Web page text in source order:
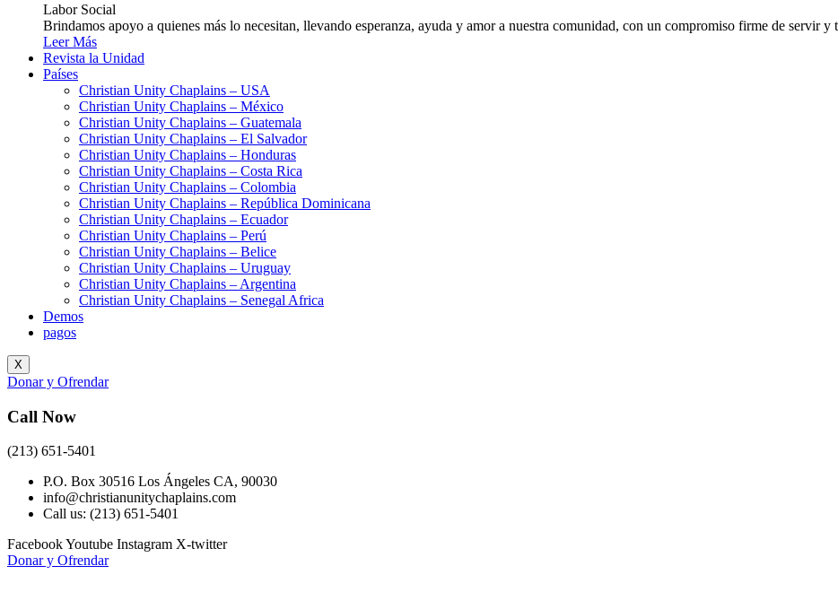
Labor Social
Brindamos apoyo a quienes más lo necesitan, llevando esperanza, ayuda y amor a nuestra comunidad, con un compromiso firme de servir y
Leer Más
Revista la Unidad
Países
Christian Unity Chaplains – USA
Christian Unity Chaplains – México
Christian Unity Chaplains – Guatemala
Christian Unity Chaplains – El Salvador
Christian Unity Chaplains – Honduras
Christian Unity Chaplains – Costa Rica
Christian Unity Chaplains – Colombia
Christian Unity Chaplains – República Dominicana
Christian Unity Chaplains – Ecuador
Christian Unity Chaplains – Perú
Christian Unity Chaplains – Belice
Christian Unity Chaplains – Uruguay
Christian Unity Chaplains – Argentina
Christian Unity Chaplains – Senegal Africa
Demos
pagos
X
Donar y Ofrendar
Call Now
(213) 651-5401
P.O. Box 30516 Los Ángeles CA, 90030
info@christianunitychaplains.com
Call us: (213) 651-5401
FacebookYoutube Instagram X-twitter
Donar y Ofrendar